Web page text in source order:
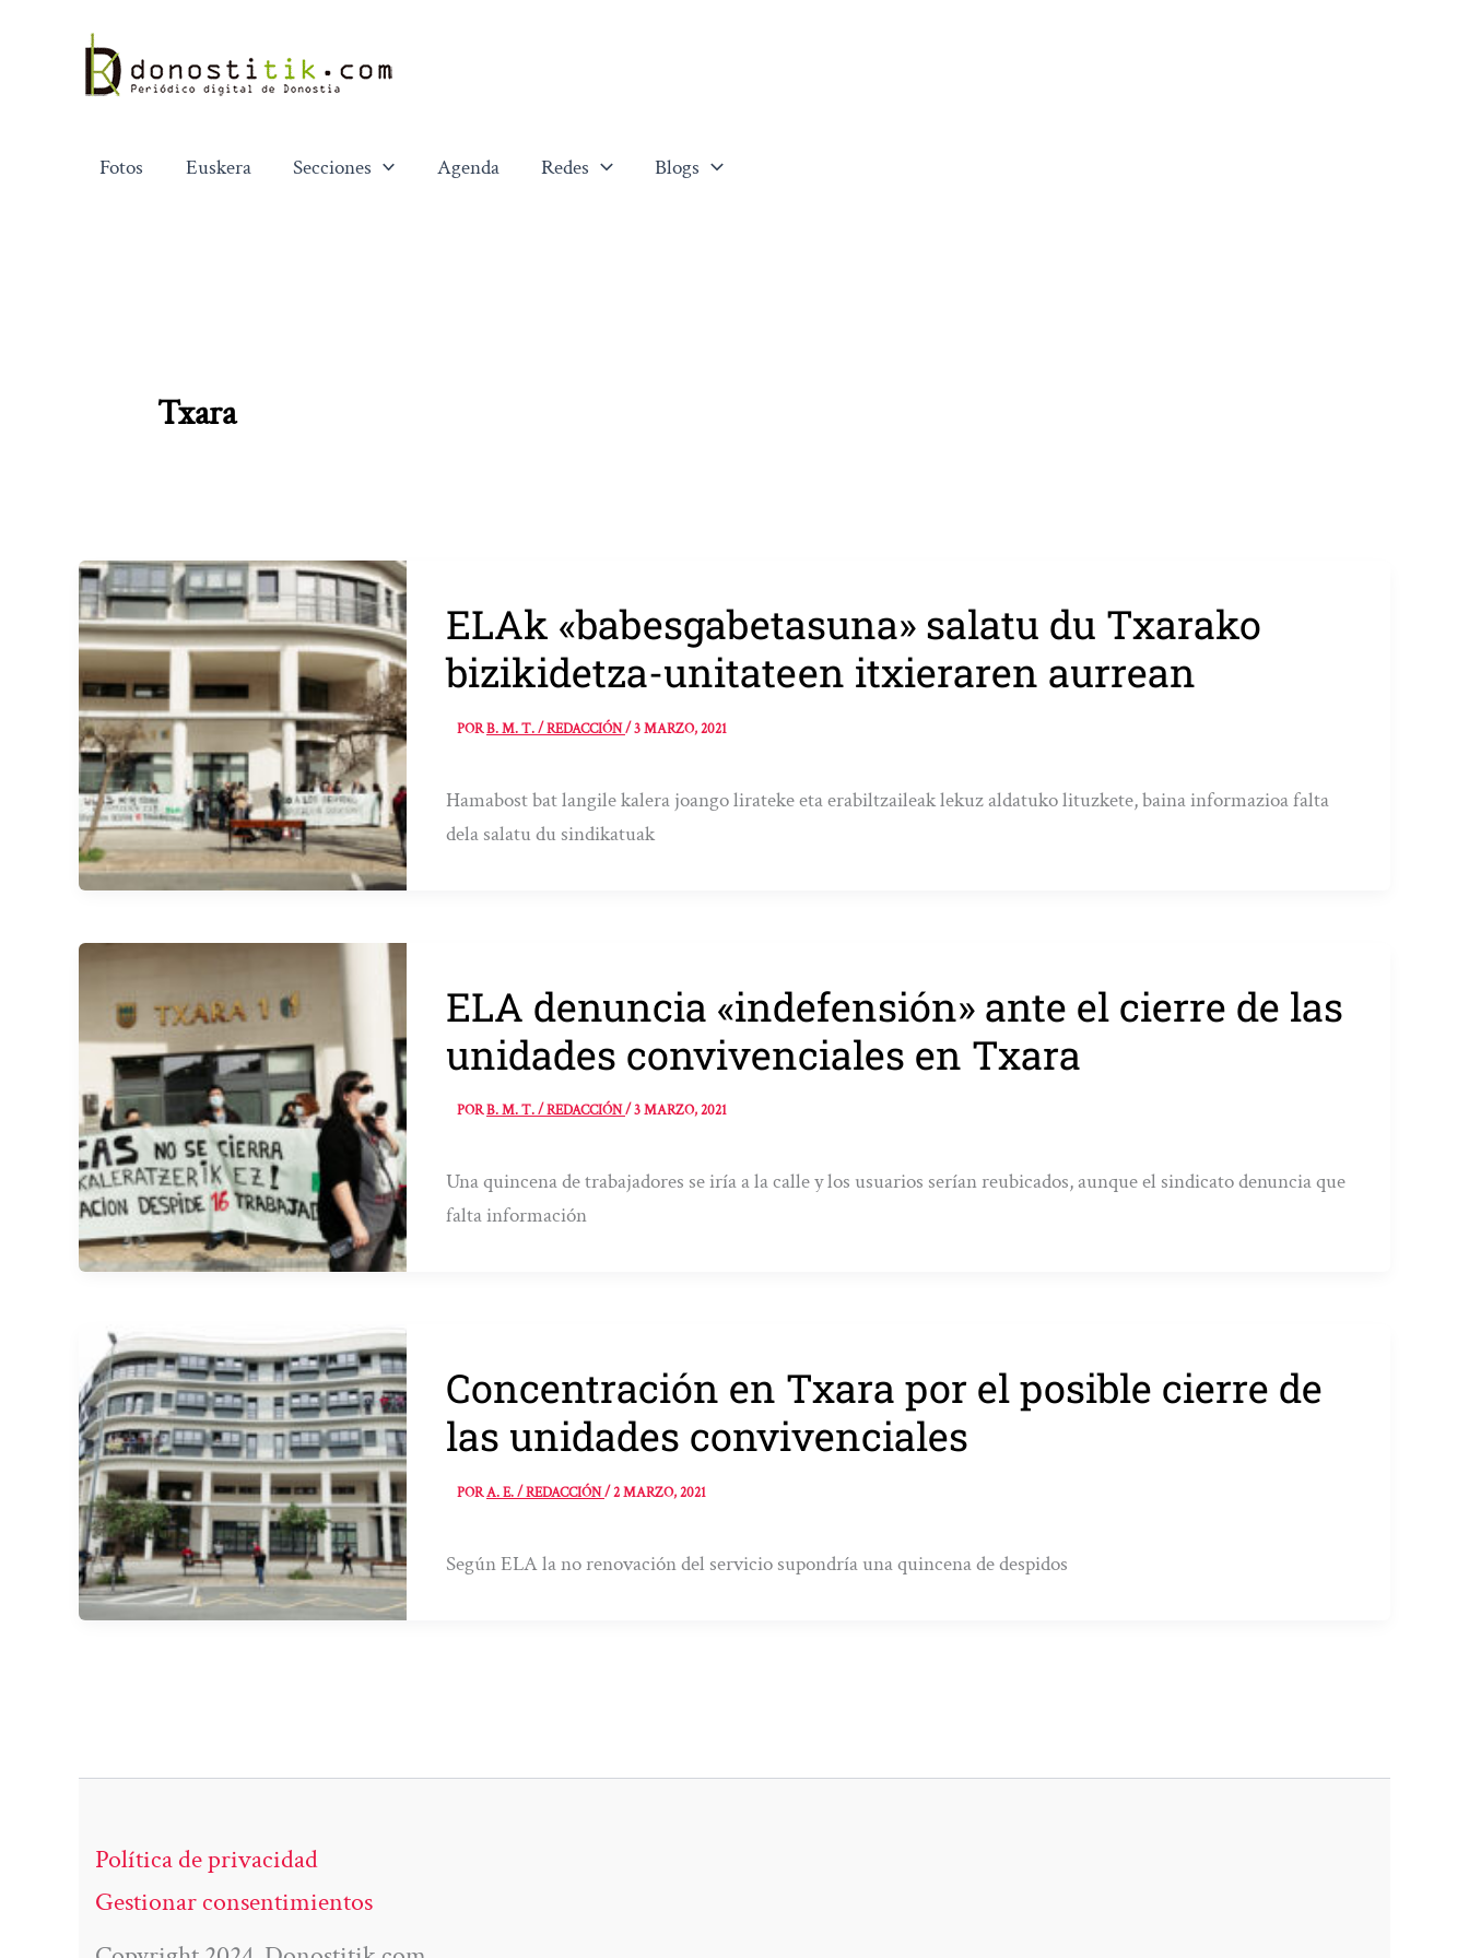
contenido
Fotos Euskera Secciones Agenda Redes Blogs
Txara
ELAk «babesgabetasuna» salatu du Txarako
bizikidetza-unitateen itxieraren aurrean
PORB. M. T. / REDACCIÓN/3 MARZO, 2021
Hamabost bat langile kalera joango lirateke eta erabiltzaileak lekuz aldatuko lituzkete, baina informazioa falta
dela salatu du sindikatuak
ELA denuncia «indefensión» ante el cierre de las
unidades convivenciales en Txara
PORB. M. T. / REDACCIÓN/3 MARZO, 2021
Una quincena de trabajadores se iría a la calle y los usuarios serían reubicados, aunque el sindicato denuncia que
falta información
Concentración en Txara por el posible cierre de
las unidades convivenciales
PORA. E. / REDACCIÓN/2 MARZO, 2021
Según ELA la no renovación del servicio supondría una quincena de despidos
Política de privacidad
Gestionar consentimientos